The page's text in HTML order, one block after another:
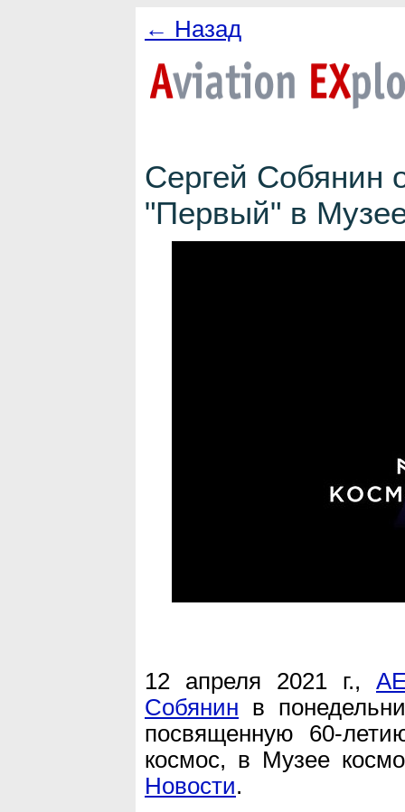
← Назад
Сергей Собянин
"Первый" в
12 апреля 2021 г.,
Собянин в
посвященную 60-
космос, в Музее
Новости.